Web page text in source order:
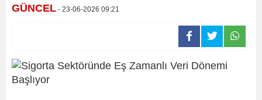
GÜNCEL - 23-06-2026 09:21